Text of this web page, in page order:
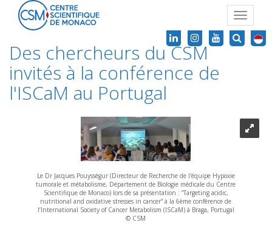
Toggle
Des chercheurs du CSM
invités à la conférence de
l'ISCaM au Portugal
Le Dr Jacques Pouysségur (Directeur de Recherche de l'équipe Hypoxie
tumorale et métabolisme, Département de Biologie médicale du Centre
Scientifique de Monaco) lors de sa présentation : “Targeting acidic,
nutritional and oxidative stresses in cancer” à la 6ème conférence de
l’International Society of Cancer Metabolism (ISCaM) à Braga, Portugal
© CSM